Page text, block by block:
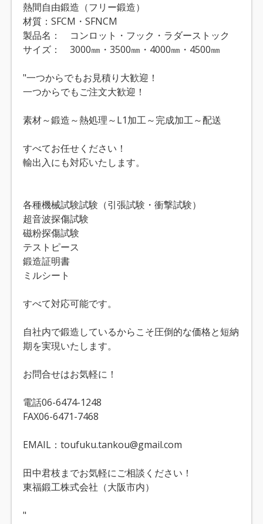
熱間自由鍛造（フリー鍛造）
材質：SFCM・SFNCM
製品名： コンロット・フック・ラダーストック
サイズ： 3000㎜・3500㎜・4000㎜・4500㎜
"一つからでもお見積り大歓迎！
一つからでもご注文大歓迎！
素材～鍛造～熱処理～L1加工～完成加工～配送
すべてお任せください！
輸出入にも対応いたします。
各種機械試験試験（引張試験・衝撃試験）
超音波探傷試験
磁粉探傷試験
テストピース
鍛造証明書
ミルシート
すべて対応可能です。
自社内で鍛造しているからこそ圧倒的な価格と短納
期を実現いたします。
お問合せはお気軽に！
電話06-6474-1248
FAX06-6471-7468
EMAIL：toufuku.tankou@gmail.com
田中君枝までお気軽にご相談ください！
東福鍛工株式会社（大阪市内）
"